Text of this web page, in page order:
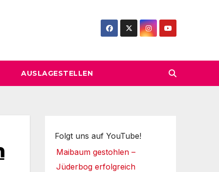
AUSLAGESTELLEN
Folgt uns auf YouTube!
Maibaum gestohlen –
Jüderbog erfolgreich